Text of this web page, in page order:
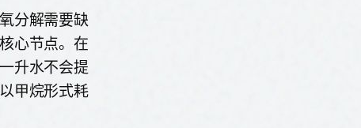
分解需要缺
心节点。在
升水不会提
甲烷形式耗